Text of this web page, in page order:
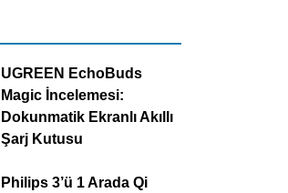
UGREEN EchoBuds
Magic İncelemesi:
Dokunmatik Ekranlı Akıllı
Şarj Kutusu
Philips 3’ü 1 Arada Qi